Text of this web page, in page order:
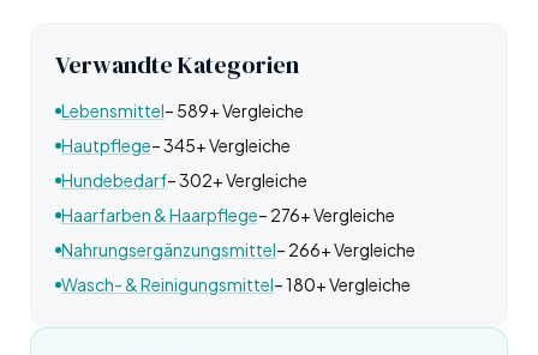
Verwandte Kategorien
Lebensmittel– 589+ Vergleiche
Hautpflege– 345+ Vergleiche
Hundebedarf– 302+ Vergleiche
Haarfarben & Haarpflege– 276+ Vergleiche
Nahrungsergänzungsmittel– 266+ Vergleiche
Wasch- & Reinigungsmittel– 180+ Vergleiche